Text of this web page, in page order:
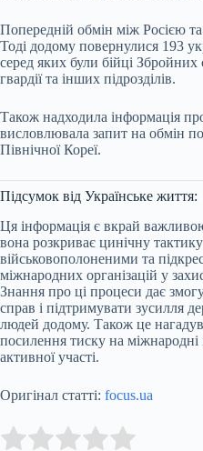
Попередній обмін між Росією
Тоді додому повернулися 193
серед яких були бійці
гвардії та інших підрозділів.
Також надходила інформація
висловлювала запит на обмін
Північної Кореї.
Підсумок від Українське життя:
Ця інформація є вкрай
вона розкриває цинічну
військовополоненими та
міжнародних організацій у
Знання про ці процеси дає
справ і підтримувати зусилля
людей додому. Також це
посилення тиску на міжнародні
активної участі.
Оригінал статті: focus.ua
Rate this item: